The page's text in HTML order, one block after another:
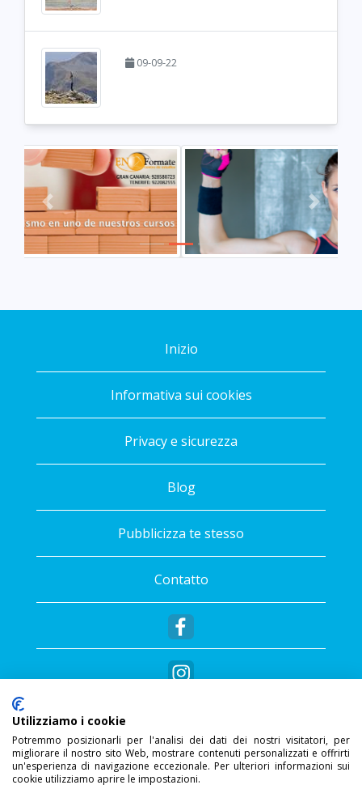
09-09-22
Previous Next
Inizio
Informativa sui cookies
Privacy e sicurezza
Blog
Pubblicizza te stesso
Contatto
Copyright © 2026 - Sportalis®- Tutti i diritti
Utilizziamo i cookie
Potremmo posizionarli per l'analisi dei dati dei nostri visitatori, per
migliorare il nostro sito Web, mostrare contenuti personalizzati e offrirti
un'esperienza di navigazione eccezionale. Per ulteriori informazioni sui
cookie utilizziamo aprire le impostazioni.